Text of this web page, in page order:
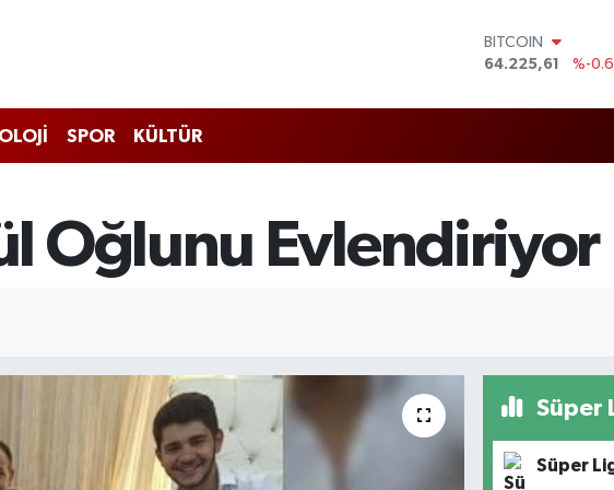
DOLAR
47,6704
%0
55,0406
%-0.08
BİST100
13.799
%70
SPOR KÜLTÜR
Oğlunu Evlendiriyor
Süper
Süper